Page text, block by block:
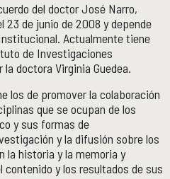
del doctor José Narro,
23 de junio de 2008 y depende
Actualmente tiene
de Investigaciones
doctora Virginia Guedea.
los de promover la colaboración
que se ocupan de los
y sus formas de
y la difusión sobre los
la historia y la memoria y
y los resultados de sus